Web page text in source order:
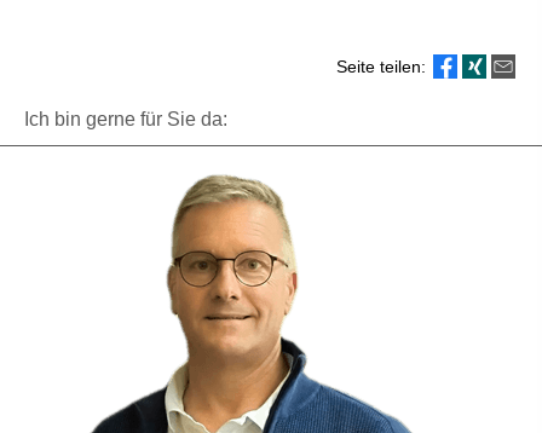
Seite teilen:
Ich bin gerne für Sie da: